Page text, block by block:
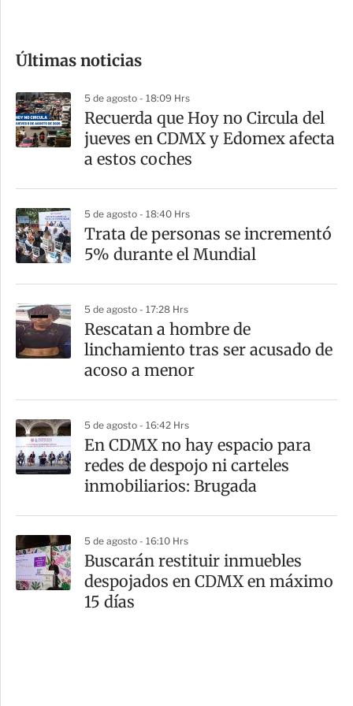
m
a
r
t
Últimas noticias
5 de agosto - 18:09 Hrs
Recuerda que Hoy no Circula del
jueves en CDMX y Edomex afecta
a estos coches
5 de agosto - 18:40 Hrs
Trata de personas se incrementó
5% durante el Mundial
5 de agosto - 17:28 Hrs
Rescatan a hombre de
linchamiento tras ser acusado de
acoso a menor
5 de agosto - 16:42 Hrs
En CDMX no hay espacio para
redes de despojo ni carteles
inmobiliarios: Brugada
5 de agosto - 16:10 Hrs
Buscarán restituir inmuebles
despojados en CDMX en máximo
15 días